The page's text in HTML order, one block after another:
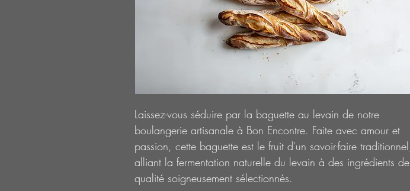
Laissez-vous séduire par la baguette au levain de notre
boulangerie artisanale à Bon Encontre. Faite avec amour et
passion, cette baguette est le fruit d'un savoir-faire traditionnel,
alliant la fermentation naturelle du levain à des ingrédients de
qualité soigneusement sélectionnés.